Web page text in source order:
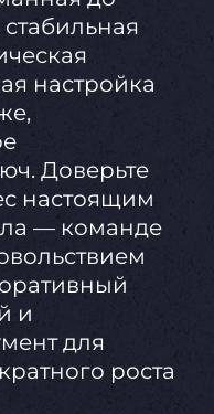
настройка
Доверьте
настоящим
— команде
и
для
роста